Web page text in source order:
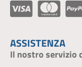
ASSISTENZA
Il nostro servizio